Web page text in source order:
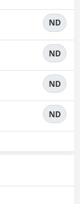
ND
ND
ND
ND